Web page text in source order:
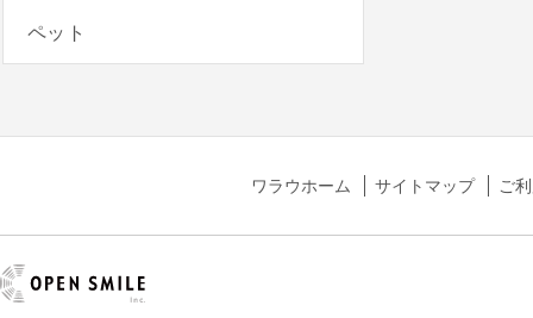
ペット
ワラウホーム サイトマップ ご